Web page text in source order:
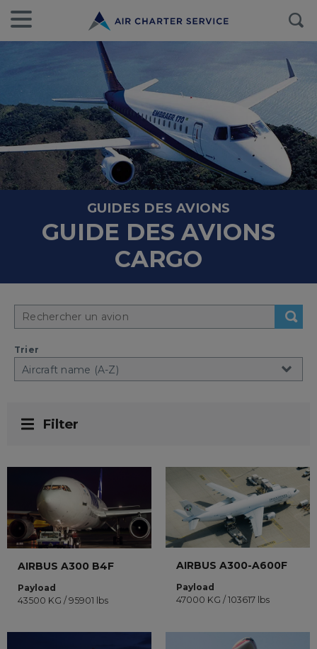
GUIDES DES AVIONS
GUIDE DES AVIONS
CARGO
Trier
Filter
AIRBUS A300 B4F
Payload
43500 KG / 95901 lbs
AIRBUS A300-A600F
Payload
47000 KG / 103617 lbs